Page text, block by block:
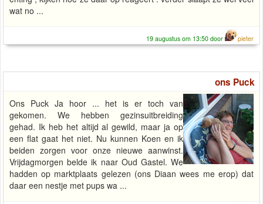
wat no ...
19 augustus om 13:50 door pieter
ons Puck
Ons Puck Ja hoor ... het is er toch van
gekomen. We hebben gezinsuitbreiding
gehad. Ik heb het altijd al gewild, maar ja op
een flat gaat het niet. Nu kunnen Koen en ik
beiden zorgen voor onze nieuwe aanwinst.
Vrijdagmorgen belde ik naar Oud Gastel. We
hadden op marktplaats gelezen (ons Diaan wees me erop) dat
daar een nestje met pups wa ...